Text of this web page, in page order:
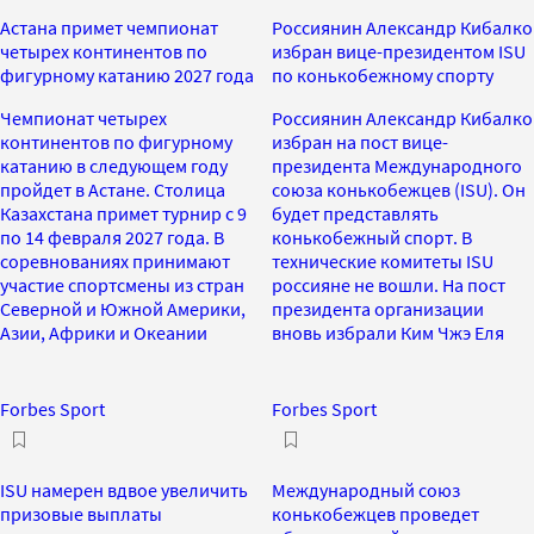
Астана примет чемпионат
четырех континентов по
фигурному катанию 2027 года
Чемпионат четырех
континентов по фигурному
катанию в следующем году
пройдет в Астане. Столица
Казахстана примет турнир с 9
по 14 февраля 2027 года. В
соревнованиях принимают
участие спортсмены из стран
Северной и Южной Америки,
Азии, Африки и Океании
Россиянин Александр Кибалко
избран вице-президентом ISU
по конькобежному спорту
Россиянин Александр Кибалко
избран на пост вице-
президента Международного
союза конькобежцев (ISU). Он
будет представлять
конькобежный спорт. В
технические комитеты ISU
россияне не вошли. На пост
президента организации
вновь избрали Ким Чжэ Еля
Forbes Sport
ISU намерен вдвое увеличить
призовые выплаты
Forbes Sport
Международный союз
конькобежцев проведет